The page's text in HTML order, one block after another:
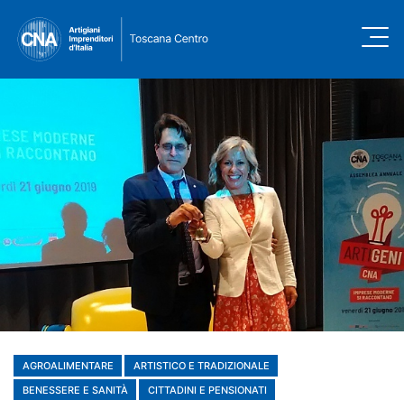
AGROALIMENTARE
ARTISTICO E TRADIZIONALE
BENESSERE E SANITÀ
CITTADINI E PENSIONATI